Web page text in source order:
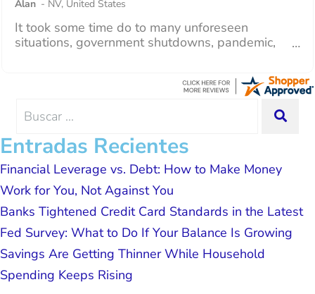
debt management unique to me and my
situation. Each person I have worked
hope. I look forward to better days for
possible because of J Miller, and I am
Lawrence G. -NY ,United States
I recently paid off my consolidation with Curadebt
and it was a very good experience all the way
Lemus, ext 204 and he was excellent throughout.
He answered all of my questions quickly and
Search
Entradas Recientes
Financial Leverage vs. Debt: How to Make Money
Work for You, Not Against You
Banks Tightened Credit Card Standards in the Latest
Fed Survey: What to Do If Your Balance Is Growing
Savings Are Getting Thinner While Household
Spending Keeps Rising